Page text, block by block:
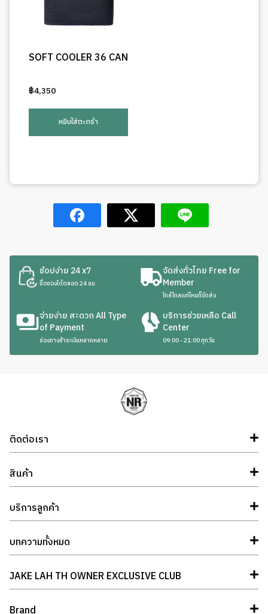
SOFT COOLER 36 CAN
฿4,350
หยิบใส่ตะกร้า
ช้อปง่าย 24 x7
ซื้อของได้ตลอด 24 ชม.
จัดส่งทั่วไทย Free for
Member
ใกล้ไกลแค่ไหนก็จัดส่ง
จ่ายง่าย สะดวก All Type
of Payment
ช่องทางชำระเงินหลากหลาย
บริการช่วยเหลือ Call
Center
09:00 - 21:00 ทุกวัน
ติดต่อเรา
สินค้า
บริการลูกค้า
บทความทั้งหมด
JAKE LAH TH OWNER EXCLUSIVE CLUB